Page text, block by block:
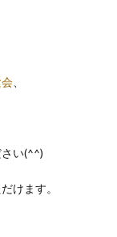
い(^^)
けます。